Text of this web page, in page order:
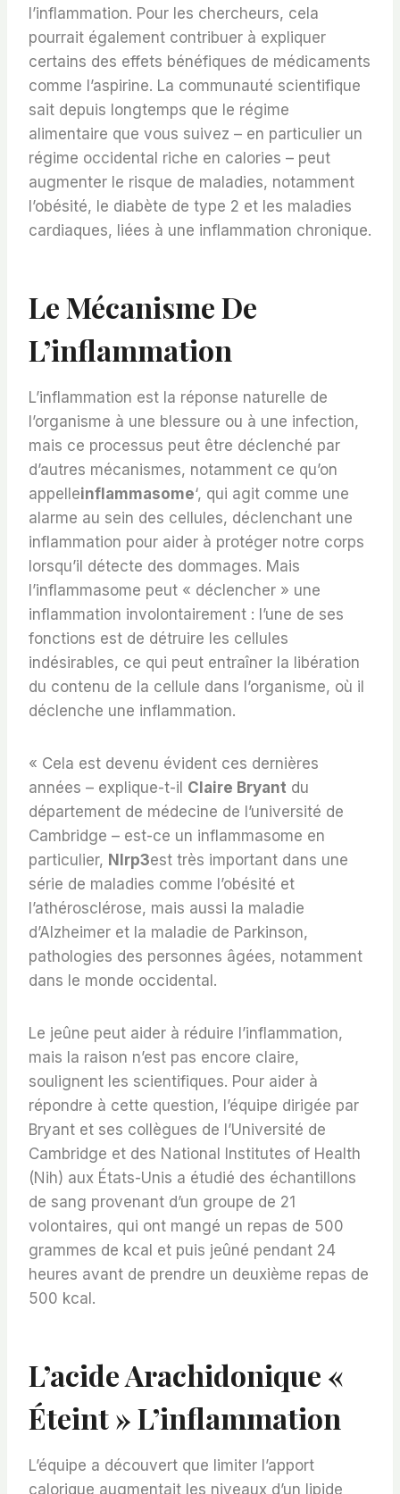
l’inflammation. Pour les chercheurs, cela
pourrait également contribuer à expliquer
certains des effets bénéfiques de médicaments
comme l’aspirine. La communauté scientifique
sait depuis longtemps que le régime
alimentaire que vous suivez – en particulier un
régime occidental riche en calories – peut
augmenter le risque de maladies, notamment
l’obésité, le diabète de type 2 et les maladies
cardiaques, liées à une inflammation chronique.
Le Mécanisme De
L’inflammation
L’inflammation est la réponse naturelle de
l’organisme à une blessure ou à une infection,
mais ce processus peut être déclenché par
d’autres mécanismes, notamment ce qu’on
appelleinflammasome‘, qui agit comme une
alarme au sein des cellules, déclenchant une
inflammation pour aider à protéger notre corps
lorsqu’il détecte des dommages. Mais
l’inflammasome peut « déclencher » une
inflammation involontairement : l’une de ses
fonctions est de détruire les cellules
indésirables, ce qui peut entraîner la libération
du contenu de la cellule dans l’organisme, où il
déclenche une inflammation.
« Cela est devenu évident ces dernières
années – explique-t-il Claire Bryant du
département de médecine de l’université de
Cambridge – est-ce un inflammasome en
particulier, Nlrp3est très important dans une
série de maladies comme l’obésité et
l’athérosclérose, mais aussi la maladie
d’Alzheimer et la maladie de Parkinson,
pathologies des personnes âgées, notamment
dans le monde occidental.
Le jeûne peut aider à réduire l’inflammation,
mais la raison n’est pas encore claire,
soulignent les scientifiques. Pour aider à
répondre à cette question, l’équipe dirigée par
Bryant et ses collègues de l’Université de
Cambridge et des National Institutes of Health
(Nih) aux États-Unis a étudié des échantillons
de sang provenant d’un groupe de 21
volontaires, qui ont mangé un repas de 500
grammes de kcal et puis jeûné pendant 24
heures avant de prendre un deuxième repas de
500 kcal.
L’acide Arachidonique «
Éteint » L’inflammation
L’équipe a découvert que limiter l’apport
calorique augmentait les niveaux d’un lipide